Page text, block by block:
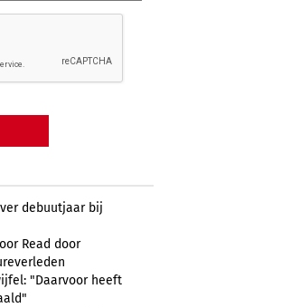
debuutjaar bij
Read door
"Daarvoor heeft